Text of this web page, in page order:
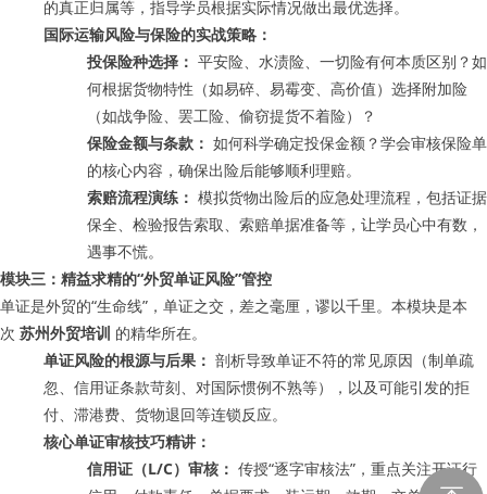
的真正归属等，指导学员根据实际情况做出最优选择。
国际运输风险与保险的实战策略：
投保险种选择： 平安险、水渍险、一切险有何本质区别？如
何根据货物特性（如易碎、易霉变、高价值）选择附加险
（如战争险、罢工险、偷窃提货不着险）？
保险金额与条款： 如何科学确定投保金额？学会审核保险单
的核心内容，确保出险后能够顺利理赔。
索赔流程演练： 模拟货物出险后的应急处理流程，包括证据
保全、检验报告索取、索赔单据准备等，让学员心中有数，
遇事不慌。
模块三：精益求精的“外贸单证风险”管控
单证是外贸的“生命线”，单证之交，差之毫厘，谬以千里。本模块是本
次 苏州外贸培训 的精华所在。
单证风险的根源与后果： 剖析导致单证不符的常见原因（制单疏
忽、信用证条款苛刻、对国际惯例不熟等），以及可能引发的拒
付、滞港费、货物退回等连锁反应。
核心单证审核技巧精讲：
信用证（L/C）审核： 传授“逐字审核法”，重点关注开证行